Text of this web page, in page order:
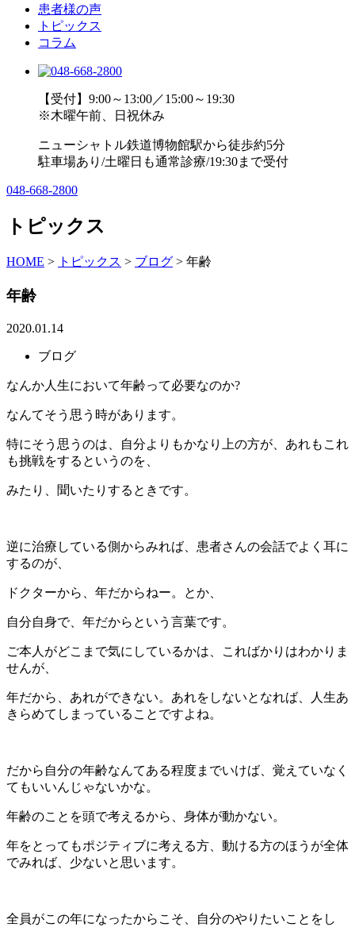
患者様の声
トピックス
コラム
【受付】9:00～13:00／15:00～19:30
※木曜午前、日祝休み
ニューシャトル鉄道博物館駅から徒歩約5分
駐車場あり/土曜日も通常診療/19:30まで受付
048-668-2800
トピックス
HOME > トピックス > ブログ > 年齢
年齢
2020.01.14
ブログ
なんか人生において年齢って必要なのか?
なんてそう思う時があります。
特にそう思うのは、自分よりもかなり上の方が、あれもこれ
も挑戦をするというのを、
みたり、聞いたりするときです。
逆に治療している側からみれば、患者さんの会話でよく耳に
するのが、
ドクターから、年だからねー。とか、
自分自身で、年だからという言葉です。
ご本人がどこまで気にしているかは、こればかりはわかりま
せんが、
年だから、あれができない。あれをしないとなれば、人生あ
きらめてしまっていることですよね。
だから自分の年齢なんてある程度までいけば、覚えていなく
てもいいんじゃないかな。
年齢のことを頭で考えるから、身体が動かない。
年をとってもポジティブに考える方、動ける方のほうが全体
でみれば、少ないと思います。
全員がこの年になったからこそ、自分のやりたいことをし